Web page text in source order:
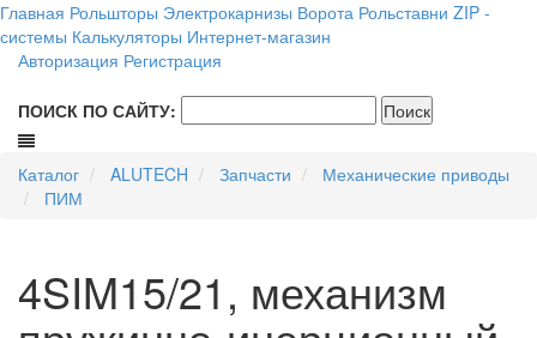
Главная Рольшторы Электрокарнизы Ворота Рольставни ZIP -
системы Калькуляторы Интернет-магазин
Авторизация Регистрация
ПОИСК ПО САЙТУ:
Каталог ALUTECH Запчасти
Механические приводы
ПИМ
4SIM15/21, механизм